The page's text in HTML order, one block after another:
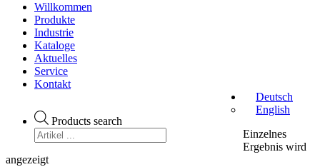
Willkommen
Produkte
Industrie
Kataloge
Aktuelles
Service
Kontakt
Products search
Deutsch
English
Einzelnes
Ergebnis wird
angezeigt